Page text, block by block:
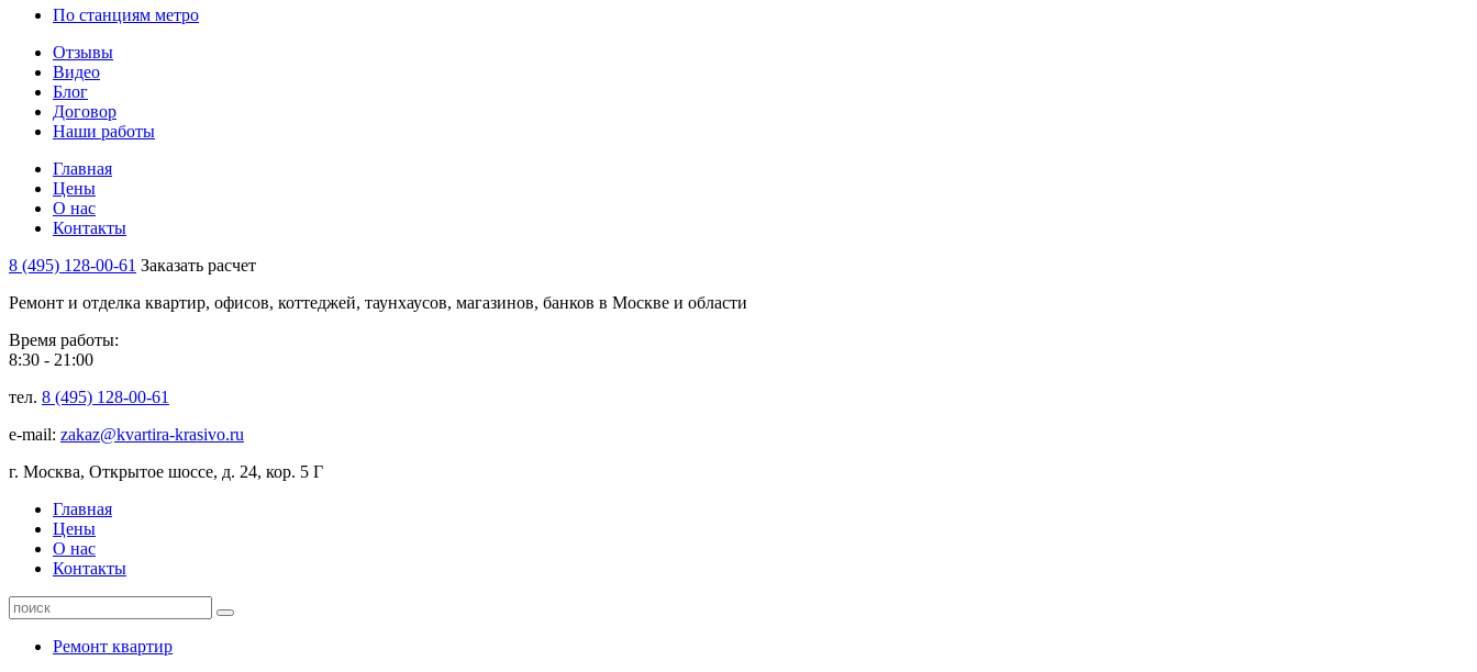
По станциям метро
Отзывы
Видео
Блог
Договор
Наши работы
Главная
Цены
О нас
Контакты
8 (495) 128-00-61 Заказать расчет
Ремонт и отделка квартир, офисов, коттеджей, таунхаусов, магазинов, банков в Москве и области
Время работы:
8:30 - 21:00
тел. 8 (495) 128-00-61
e-mail: zakaz@kvartira-krasivo.ru
г. Москва, Открытое шоссе, д. 24, кор. 5 Г
Главная
Цены
О нас
Контакты
Ремонт квартир